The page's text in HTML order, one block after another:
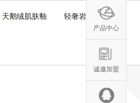
产品中心
诚邀加盟
天鹅绒肌肤釉 轻奢岩板